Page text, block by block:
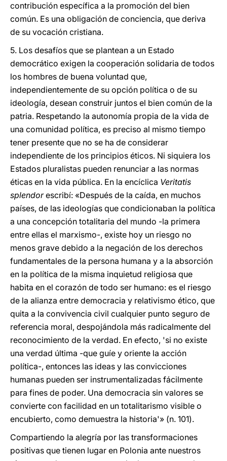
contribución específica a la promoción del bien
común. Es una obligación de conciencia, que deriva
de su vocación cristiana.
5. Los desafíos que se plantean a un Estado
democrático exigen la cooperación solidaria de todos
los hombres de buena voluntad que,
independientemente de su opción política o de su
ideología, desean construir juntos el bien común de la
patria. Respetando la autonomía propia de la vida de
una comunidad política, es preciso al mismo tiempo
tener presente que no se ha de considerar
independiente de los principios éticos. Ni siquiera los
Estados pluralistas pueden renunciar a las normas
éticas en la vida pública. En la encíclica Veritatis
splendorescribí: «Después de la caída, en muchos
países, de las ideologías que condicionaban la política
a una concepción totalitaria del mundo -la primera
entre ellas el marxismo-, existe hoy un riesgo no
menos grave debido a la negación de los derechos
fundamentales de la persona humana y a la absorción
en la política de la misma inquietud religiosa que
habita en el corazón de todo ser humano: es el riesgo
de la alianza entre democracia y relativismo ético, que
quita a la convivencia civil cualquier punto seguro de
referencia moral, despojándola más radicalmente del
reconocimiento de la verdad. En efecto, 'si no existe
una verdad última -que guíe y oriente la acción
política-, entonces las ideas y las convicciones
humanas pueden ser instrumentalizadas fácilmente
para fines de poder. Una democracia sin valores se
convierte con facilidad en un totalitarismo visible o
encubierto, como demuestra la historia'» (n. 101).
Compartiendo la alegría por las transformaciones
positivas que tienen lugar en Polonia ante nuestros